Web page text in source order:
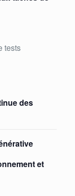
tests
des
et